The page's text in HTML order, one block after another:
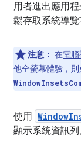
用者進出應用
鬆存取系統導
注意： 在電
他全螢幕體驗，
使用
顯示系統資訊列